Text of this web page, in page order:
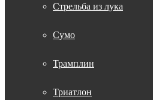
Стрельба из лука
Сумо
Трамплин
Триатлон